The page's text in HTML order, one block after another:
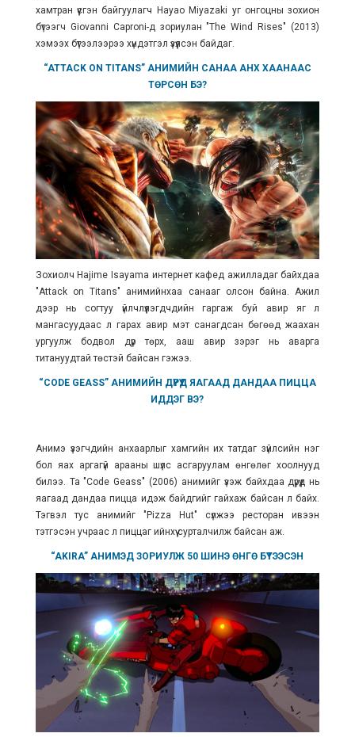
хамтран үүсгэн байгуулагч Hayao Miyazaki уг онгоцны зохион
бүтээгч Giovanni Caproni-д зориулан "The Wind Rises" (2013)
хэмээх бүтээлээрээ хүндэтгэл үзүүлсэн байдаг.
“ATTACK ON TITANS” АНИМИЙН САНАА АНХ ХААНААС
ТӨРСӨН БЭ?
Зохиолч Hajime Isayama интернеткафед ажилладаг байхдаа
"Attack on Titans" анимийнхаа санааг олсон байна. Ажил
дээр нь согтуу үйлчлүүлэгдчдийн гаргаж буй авир яг л
мангасуудаас л гарах авир мэт санагдсан бөгөөд жаахан
ургуулж бодвол дүр төрх, ааш авир зэрэг нь аварга
титануудтай төстэй байсан гэжээ.
“CODE GEASS” АНИМИЙН ДҮРҮҮД ЯАГААД ДАНДАА ПИЦЦА
ИДДЭГ ВЭ?
Анимэ үзэгчдийн анхаарлыг хамгийн их татдаг зүйлсийн нэг
бол яах аргагүй арааны шүлс асгаруулам өнгөлөг хоолнууд
билээ. Та "Code Geass" (2006) анимийг үзэж байхдаа дүрүүд нь
яагаад дандаа пицца идэж байдгийг гайхаж байсан л байх.
Тэгвэл тус анимийг "Pizza Hut" сүлжээ ресторан ивээн
тэтгэсэн учраас л пиццаг ийнхүү сурталчилж байсан аж.
“AKIRA” АНИМЭД ЗОРИУЛЖ 50 ШИНЭ ӨНГӨ БҮТЭЭСЭН